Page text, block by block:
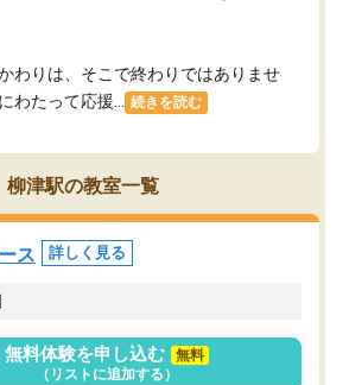
わりは、そこで終わりではありませ
わたって応援...
続きを読む
柳津駅の教室一覧
ス 詳しく見る
無料体験を申し込む
無料
（リストに追加する）